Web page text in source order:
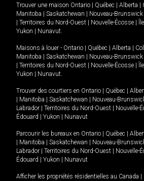
Trouver une maison Ontario Québec Alberta
Manitoba
Saskatchewan Nouveau-Brunswick
Territoires du Nord-Ouest Nouvelle-Écosse
Yukon
Nunavut.
Maisons à louer - Ontario Québec Alberta
Manitoba
Saskatchewan Nouveau-Brunswick
Territoires du Nord-Ouest Nouvelle-Écosse
Yukon
Nunavut.
Trouver des courtiers en Ontario Québec
Manitoba Saskatchewan Nouveau-
Labrador
Territoires du Nord-Ouest Nouvelle-
Édouard
Yukon Nunavut
Parcourir les bureaux en Ontario Québec
Manitoba Saskatchewan Nouveau-
Labrador
Territoires du Nord-Ouest Nouvelle-
Édouard
Yukon Nunavut
Afficher les propriétés résidentielles au Canada